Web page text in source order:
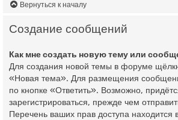
Вернуться к началу
Создание сообщений
Как мне создать новую тему или
Для создания новой темы в форуме
«Новая тема». Для размещения
по кнопке «Ответить». Возможно,
зарегистрироваться, прежде чем
Перечень ваших прав доступа находится